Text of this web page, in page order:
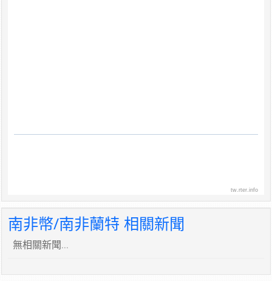
tw.rter.info
南非幣/南非蘭特 相關新聞
無相關新聞...